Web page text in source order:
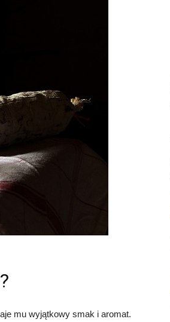
mu wyjątkowy smak i aromat.